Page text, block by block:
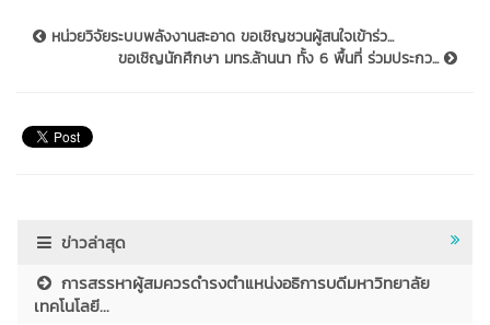
หน่วยวิจัยระบบพลังงานสะอาด ขอเชิญชวนผู้สนใจเข้าร่ว...
ขอเชิญนักศึกษา มทร.ล้านนา ทั้ง 6 พื้นที่ ร่วมประกว...
ข่าวล่าสุด
การสรรหาผู้สมควรดำรงตำแหน่งอธิการบดีมหาวิทยาลัย
เทคโนโลยี...